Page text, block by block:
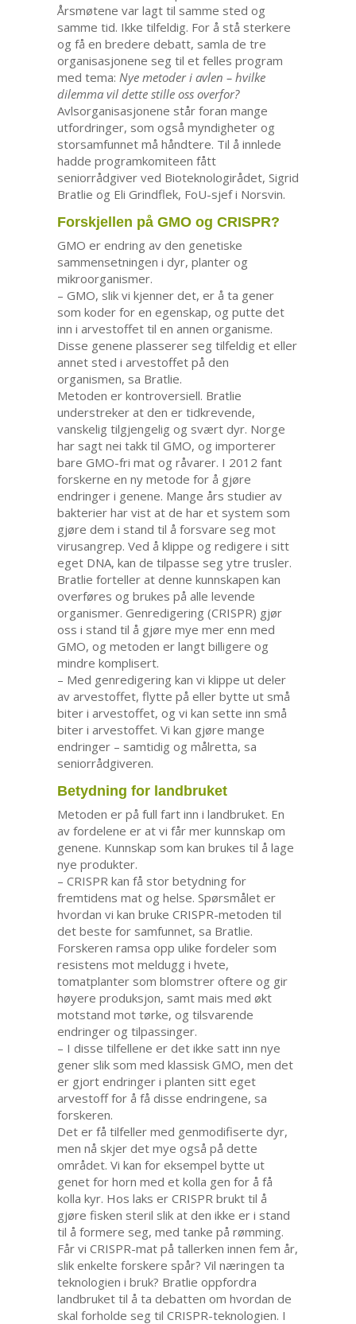
Årsmøtene var lagt til samme sted og
samme tid. Ikke tilfeldig. For å stå sterkere
og få en bredere debatt, samla de tre
organisasjonene seg til et felles program
med tema: Nye metoder i avlen – hvilke
dilemma vil dette stille oss overfor?
Avlsorganisasjonene står foran mange
utfordringer, som også myndigheter og
storsamfunnet må håndtere. Til å innlede
hadde programkomiteen fått
seniorrådgiver ved Bioteknologirådet, Sigrid
Bratlie og Eli Grindflek, FoU-sjef i Norsvin.
Forskjellen på GMO og CRISPR?
GMO er endring av den genetiske
sammensetningen i dyr, planter og
mikroorganismer.
– GMO, slik vi kjenner det, er å ta gener
som koder for en egenskap, og putte det
inn i arvestoffet til en annen organisme.
Disse genene plasserer seg tilfeldig et eller
annet sted i arvestoffet på den
organismen, sa Bratlie.
Metoden er kontroversiell. Bratlie
understreker at den er tidkrevende,
vanskelig tilgjengelig og svært dyr. Norge
har sagt nei takk til GMO, og importerer
bare GMO-fri mat og råvarer. I 2012 fant
forskerne en ny metode for å gjøre
endringer i genene. Mange års studier av
bakterier har vist at de har et system som
gjøre dem i stand til å forsvare seg mot
virusangrep. Ved å klippe og redigere i sitt
eget DNA, kan de tilpasse seg ytre trusler.
Bratlie forteller at denne kunnskapen kan
overføres og brukes på alle levende
organismer. Genredigering (CRISPR) gjør
oss i stand til å gjøre mye mer enn med
GMO, og metoden er langt billigere og
mindre komplisert.
– Med genredigering kan vi klippe ut deler
av arvestoffet, flytte på eller bytte ut små
biter i arvestoffet, og vi kan sette inn små
biter i arvestoffet. Vi kan gjøre mange
endringer – samtidig og målretta, sa
seniorrådgiveren.
Betydning for landbruket
Metoden er på full fart inn i landbruket. En
av fordelene er at vi får mer kunnskap om
genene. Kunnskap som kan brukes til å lage
nye produkter.
– CRISPR kan få stor betydning for
fremtidens mat og helse. Spørsmålet er
hvordan vi kan bruke CRISPR-metoden til
det beste for samfunnet, sa Bratlie.
Forskeren ramsa opp ulike fordeler som
resistens mot meldugg i hvete,
tomatplanter som blomstrer oftere og gir
høyere produksjon, samt mais med økt
motstand mot tørke, og tilsvarende
endringer og tilpassinger.
– I disse tilfellene er det ikke satt inn nye
gener slik som med klassisk GMO, men det
er gjort endringer i planten sitt eget
arvestoff for å få disse endringene, sa
forskeren.
Det er få tilfeller med genmodifiserte dyr,
men nå skjer det mye også på dette
området. Vi kan for eksempel bytte ut
genet for horn med et kolla gen for å få
kolla kyr. Hos laks er CRISPR brukt til å
gjøre fisken steril slik at den ikke er i stand
til å formere seg, med tanke på rømming.
Får vi CRISPR-mat på tallerken innen fem år,
slik enkelte forskere spår? Vil næringen ta
teknologien i bruk? Bratlie oppfordra
landbruket til å ta debatten om hvordan de
skal forholde seg til CRISPR-teknologien. I